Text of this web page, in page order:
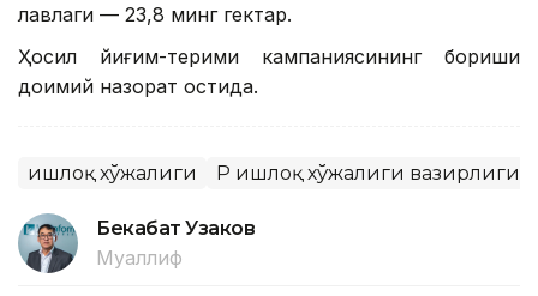
лавлаги — 23,8 минг гектар.
Ҳосил йиғим-терими кампаниясининг бориши
доимий назорат остида.
Қишлоқ хўжалиги ҚР Қишлоқ хўжалиги вазирлиги
Бекабат Узаков
Муаллиф